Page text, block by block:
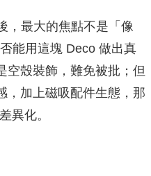
，最大的焦點不是「像
能用這塊 Deco 做出真
空殼裝飾，難免被批；但
，加上磁吸配件生態，那
異化。